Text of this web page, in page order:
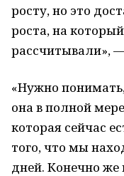
росту, но это
роста, на
рассчитывали»,
«Нужно
она в полной
которая сейчас
того, что мы
дней. Конечно же